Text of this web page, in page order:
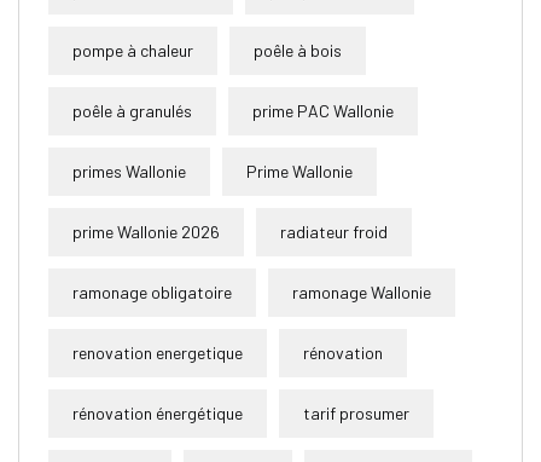
pompe à chaleur poêle à bois
poêle à granulés prime PAC Wallonie
primes Wallonie Prime Wallonie
prime Wallonie 2026 radiateur froid
ramonage obligatoire ramonage Wallonie
renovation energetique rénovation
rénovation énergétique tarif prosumer